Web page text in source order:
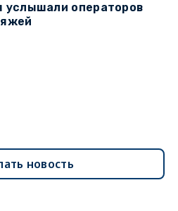
услышали операторов
новость